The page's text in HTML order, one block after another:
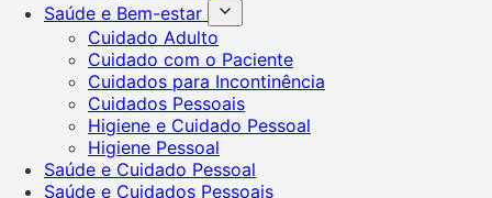
Saúde e Bem-estar
Cuidado Adulto
Cuidado com o Paciente
Cuidados para Incontinência
Cuidados Pessoais
Higiene e Cuidado Pessoal
Higiene Pessoal
Saúde e Cuidado Pessoal
Saúde e Cuidados Pessoais